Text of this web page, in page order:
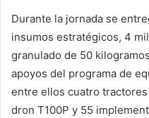
Durante la jornada se
insumos estratégicos, 4
granulado de 50
apoyos del programa de
entre ellos cuatro
dron T100P y 55